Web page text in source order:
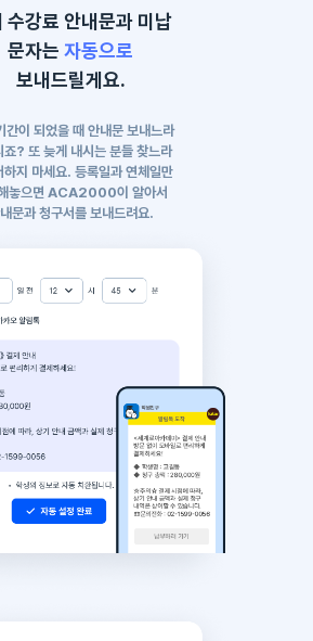
수강료 안내문과 미납
문자는 자동으로
보내드릴게요.
간이 되었을 때 안내문 보내느라
죠? 또 늦게 내시는 분들 찾느라
하지 마세요. 등록일과 연체일만
놓으면 ACA2000이 알아서
문과 청구서를 보내드려요.